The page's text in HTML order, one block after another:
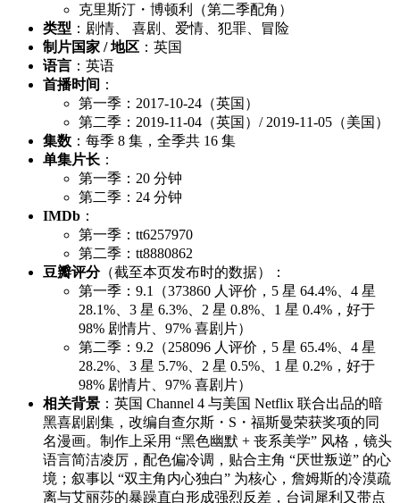
克里斯汀・博顿利（第二季配角）
类型 ：剧情、 喜剧、爱情、犯罪、冒险
制片国家 / 地区 ：英国
语言 ：英语
首播时间 ：
第一季：2017-10-24（英国）
第二季：2019-11-04（英国）/ 2019-11-05（美国）
集数 ：每季 8 集，全季共 16 集
单集片长 ：
第一季：20 分钟
第二季：24 分钟
IMDb ：
第一季：tt6257970
第二季：tt8880862
豆瓣评分（截至本页发布时的数据）：
第一季：9.1（373860 人评价，5 星 64.4%、4 星
28.1%、3 星 6.3%、2 星 0.8%、1 星 0.4%，好于
98% 剧情片、97% 喜剧片）
第二季：9.2（258096 人评价，5 星 65.4%、4 星
28.2%、3 星 5.7%、2 星 0.5%、1 星 0.2%，好于
98% 剧情片、97% 喜剧片）
相关背景 ：英国 Channel 4 与美国 Netflix 联合出品的暗
黑喜剧剧集，改编自查尔斯・S・福斯曼荣获奖项的同
名漫画。制作上采用 “黑色幽默 + 丧系美学” 风格，镜头
语言简洁凌厉，配色偏冷调，贴合主角 “厌世叛逆” 的心
境；叙事以 “双主角内心独白” 为核心，詹姆斯的冷漠疏
离与艾丽莎的暴躁直白形成强烈反差，台词犀利又带点